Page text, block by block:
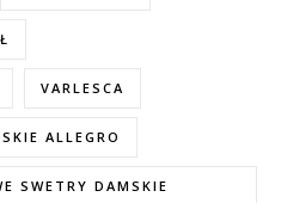
VARLESCA
ALLEGRO
SWETRY DAMSKIE